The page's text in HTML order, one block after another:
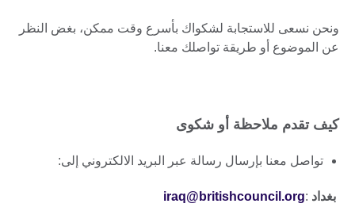
ونحن نسعى للاستجابة لشكواك بأسرع وقت ممكن، بغض النظر
عن الموضوع أو طريقة تواصلك معنا.
كيف تقدم ملاحظة أو شكوى
تواصل معنا بإرسال رسالة عبر البريد الالكتروني إلى:
بغداد :
iraq@britishcouncil.org